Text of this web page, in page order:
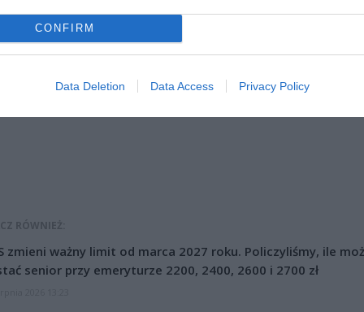
CONFIRM
Data Deletion Data Access Privacy Policy
ad
RÓWNIEŻ:
zmieni ważny limit od marca 2027 roku. Policzyliśmy, ile
senior przy emeryturze 2200, 2400, 2600 i 2700 zł